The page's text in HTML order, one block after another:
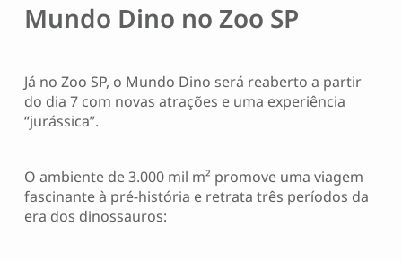
Mundo Dino no Zoo SP
Já no Zoo SP, o Mundo Dino será reaberto a partir
do dia 7 com novas atrações e uma experiência
“jurássica”.
O ambiente de 3.000 mil m² promove uma viagem
fascinante à pré-história e retrata três períodos da
era dos dinossauros: